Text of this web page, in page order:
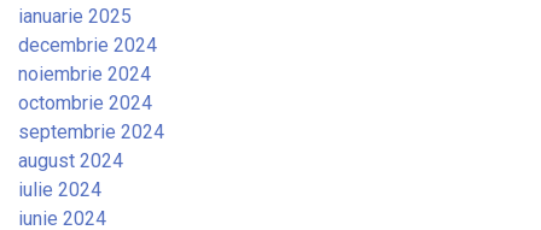
ianuarie 2025
decembrie 2024
noiembrie 2024
octombrie 2024
septembrie 2024
august 2024
iulie 2024
iunie 2024